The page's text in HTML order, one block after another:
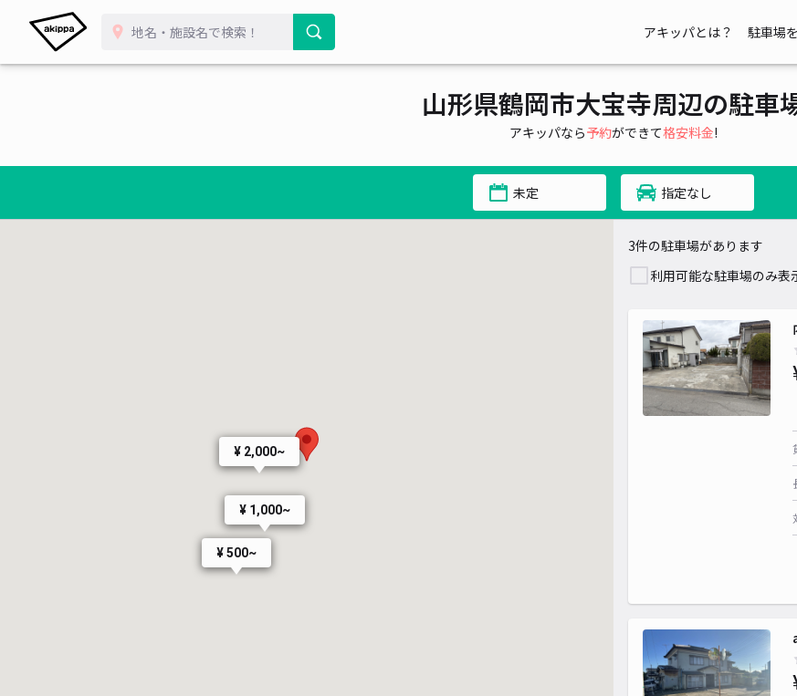
アキッパとは？ 駐車場
山形県鶴岡市大宝寺周辺の駐車
アキッパなら予約ができて格安料金!
未定 指定なし
¥ 2,000~
¥ 500~
¥ 1,000~
3件の駐車場があります
利用可能な駐車場のみ表